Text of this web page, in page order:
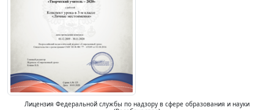
Лицензия Федеральной службы по надзору в сфере образования и науки